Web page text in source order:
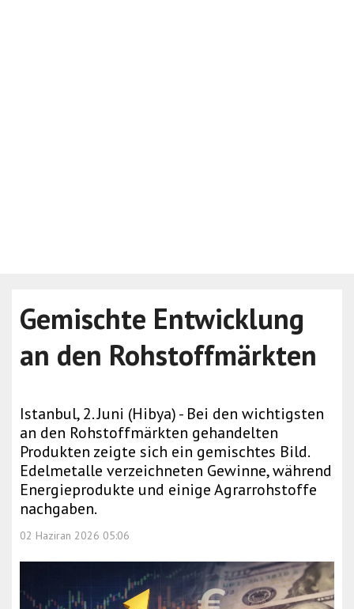
Gemischte Entwicklung
an den Rohstoffmärkten
Istanbul, 2. Juni (Hibya) - Bei den wichtigsten
an den Rohstoffmärkten gehandelten
Produkten zeigte sich ein gemischtes Bild.
Edelmetalle verzeichneten Gewinne, während
Energieprodukte und einige Agrarrohstoffe
nachgaben.
02 Haziran 2026 05:06